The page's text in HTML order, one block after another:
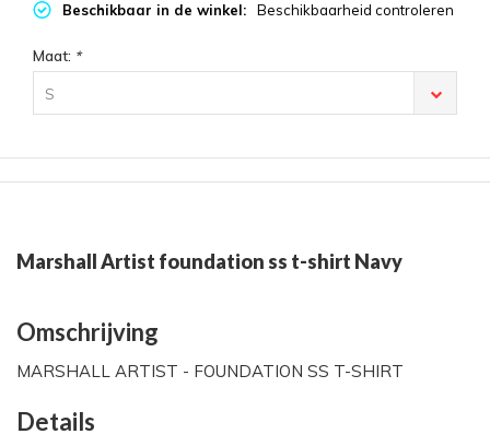
Beschikbaar in de winkel: Beschikbaarheid controleren
Maat: *
S
Marshall Artist foundation ss t-shirt Navy
Omschrijving
MARSHALL ARTIST - FOUNDATION SS T-SHIRT
Details